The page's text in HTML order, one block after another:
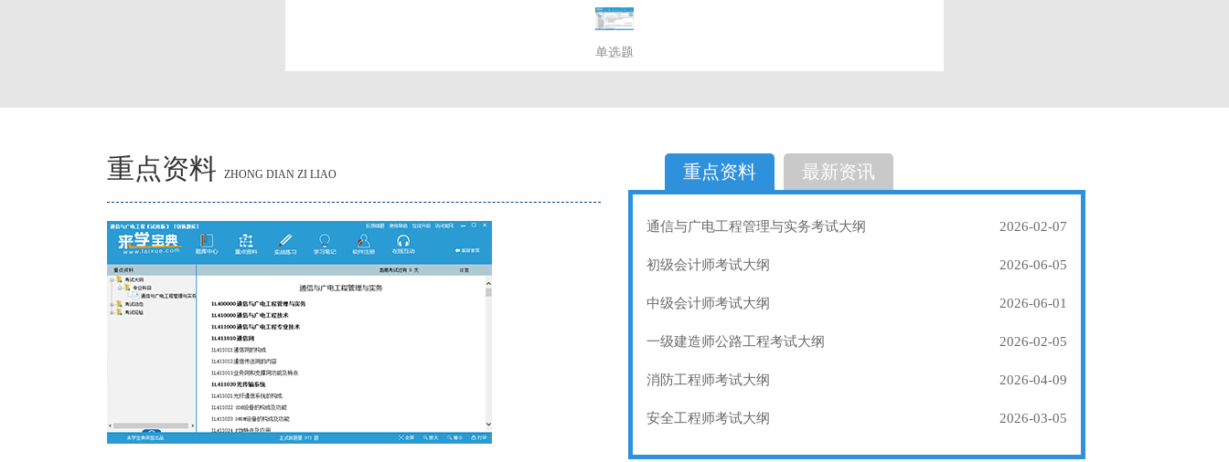
单选题
选择题
重点资料 ZHONG DIAN ZI LIAO 重点资料 最新资讯
通信与广电工程管理与实务考试大纲 2026-02-07
初级会计师考试大纲 2026-06-05
中级会计师考试大纲 2026-06-01
一级建造师公路工程考试大纲 2026-02-05
消防工程师考试大纲 2026-04-09
安全工程师考试大纲 2026-03-05